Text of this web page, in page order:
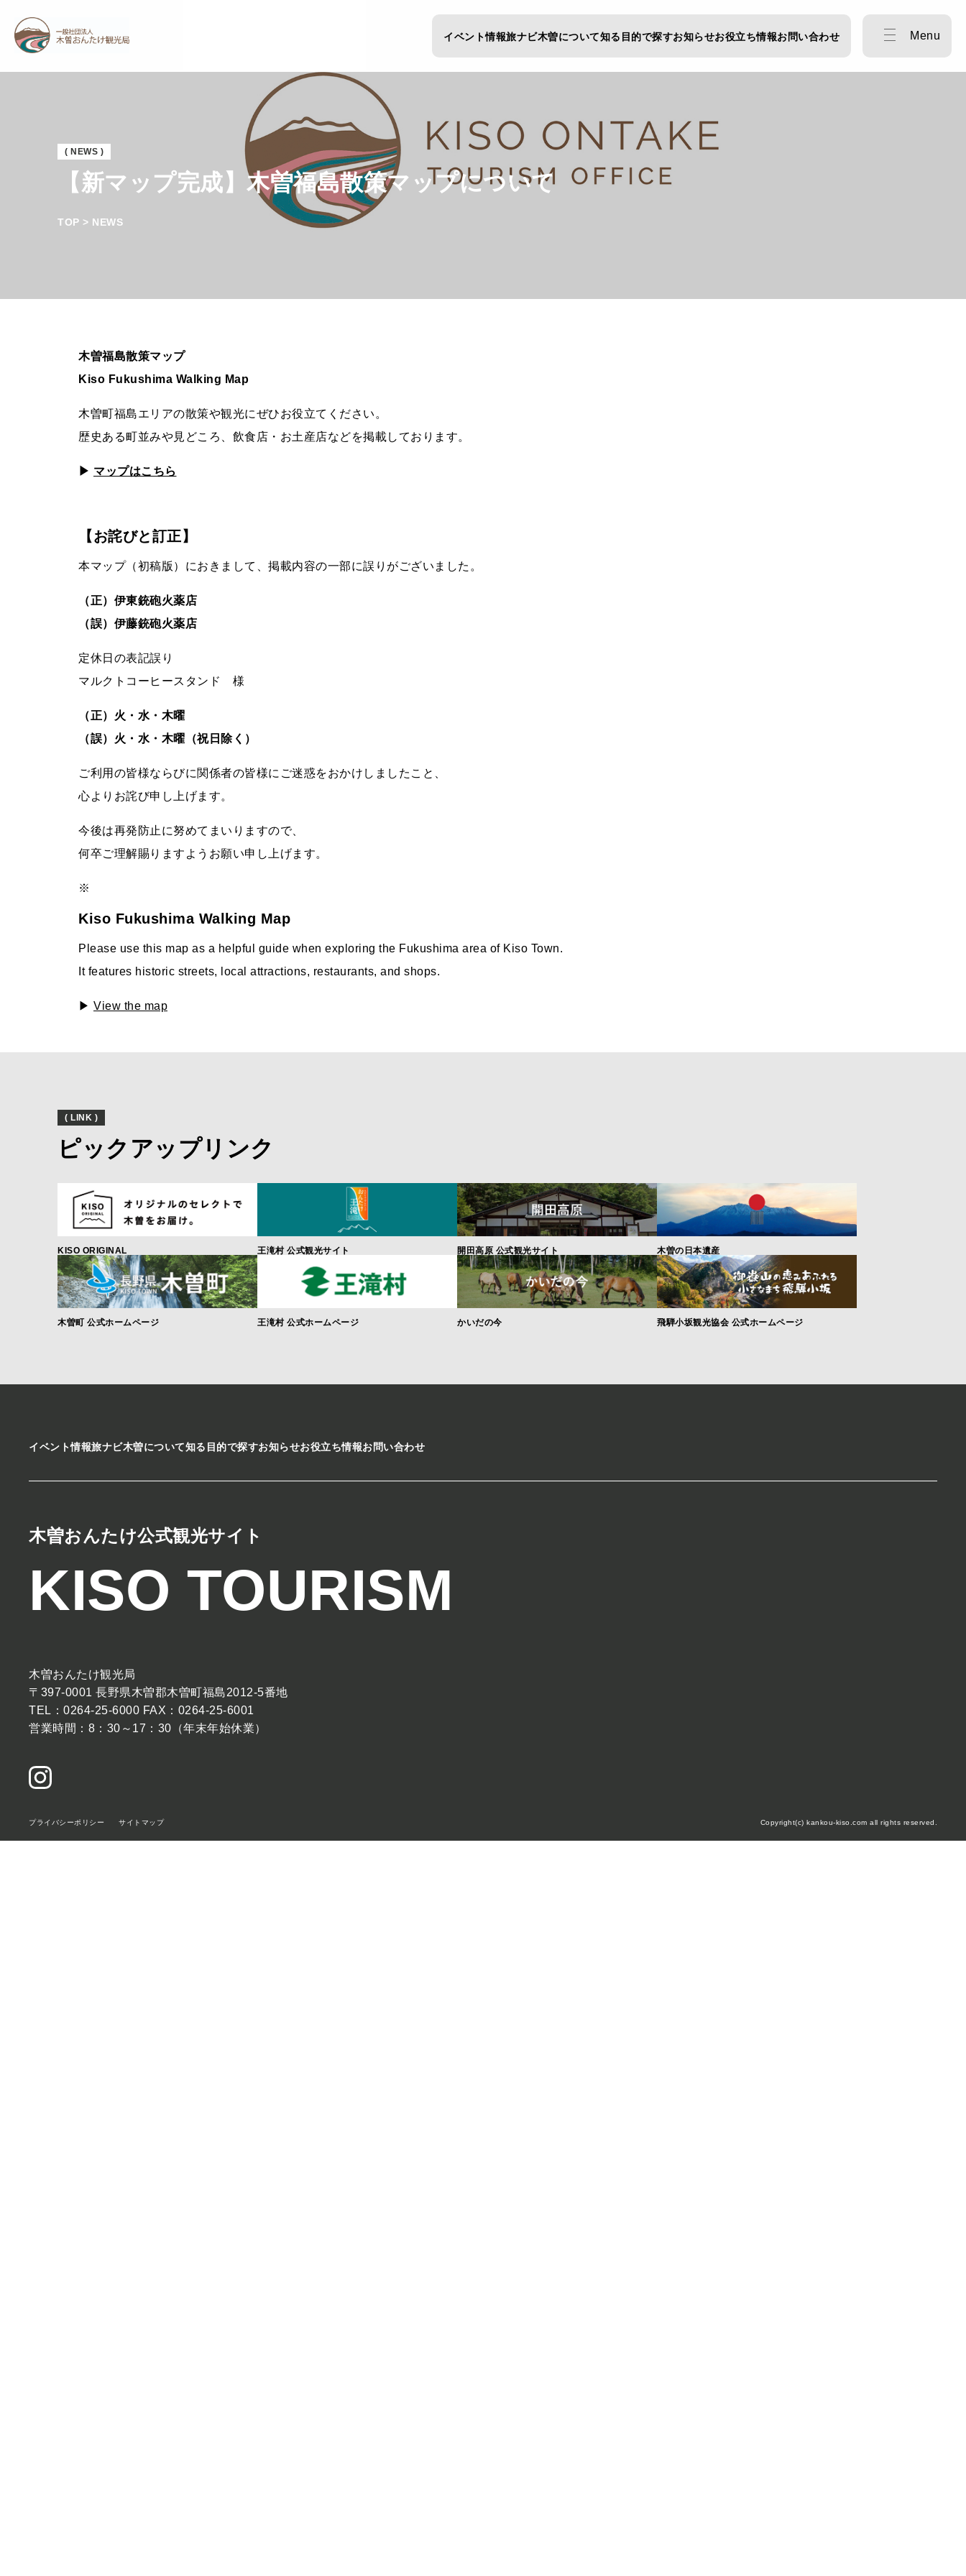
イベント情報旅ナビ木曽について知る 目的で探すお知らせお役立ち情報お問い合わせ Menu
( NEWS )
【新マップ完成】木曽福島散策マップについて
TOP > NEWS
木曽福島散策マップ
Kiso Fukushima Walking Map
木曽町福島エリアの散策や観光にぜひお役立てください。
歴史ある町並みや見どころ、飲食店・お土産店などを掲載しております。
▶ マップはこちら
【お詫びと訂正】
本マップ（初稿版）におきまして、掲載内容の一部に誤りがございました。
（正）伊東銃砲火薬店
（誤）伊藤銃砲火薬店
定休日の表記誤り
マルクトコーヒースタンド 様
（正）火・水・木曜
（誤）火・水・木曜（祝日除く）
ご利用の皆様ならびに関係者の皆様にご迷惑をおかけしましたこと、
心よりお詫び申し上げます。
今後は再発防止に努めてまいりますので、
何卒ご理解賜りますようお願い申し上げます。
※
Kiso Fukushima Walking Map
Please use this map as a helpful guide when exploring the Fukushima area of Kiso Town.
It features historic streets, local attractions, restaurants, and shops.
▶ View the map
( LINK )
ピックアップリンク
KISO ORIGINAL 王滝村 公式観光サイト 開田高原 公式観光サイト 木曽の日本遺産
木曽町 公式ホームページ 王滝村 公式ホームページ かいだの今 飛騨小坂観光協会 公式ホームページ
イベント情報旅ナビ木曽について知る 目的で探すお知らせお役立ち情報お問い合わせ
木曽おんたけ公式観光サイト
KISO TOURISM
木曽おんたけ観光局
〒397-0001 長野県木曽郡木曽町福島2012-5番地
TEL：0264-25-6000 FAX：0264-25-6001
営業時間：8：30～17：30（年末年始休業）
プライバシーポリシー サイトマップ Copyright(c) kankou-kiso.com all rights reserved.